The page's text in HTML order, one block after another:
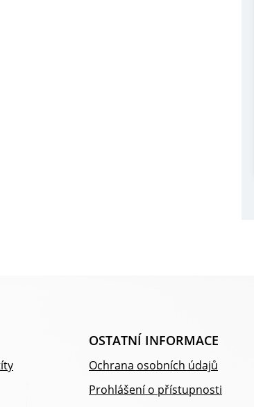
OSTATNÍ INFORMACE
Ochrana osobních údajů
Prohlášení o přístupnosti